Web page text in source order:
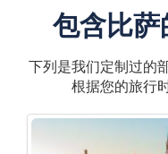
包含比
下列是我们定制过的
根据您的旅行